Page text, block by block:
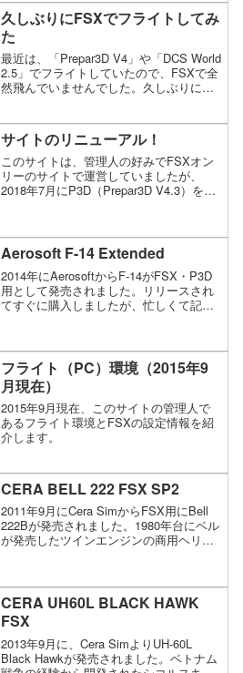
久しぶりにFSXでフライトしてみ
た
最近は、「Prepar3D V4」や「DCS World
2.5」でフライトしていたので、FSXで全
然飛んでいませんでした。久しぶりに、
久しぶりという事で、セスナ17...
サイトのリニューアル！
このサイトは、管理人の好みでFSXオン
リーのサイトで運営していましたが、
2018年7月にP3D（Prepar3D V4.3）を導
Aerosoft F-14 Extended
2014年にAerosoftからF-14がFSX・P3D
用として発売されました。リリースされ
てすぐに購入しましたが、忙しくて記事
フライト（PC）環境（2015年9
月現在）
2015年9月現在、このサイトの管理人で
あるフライト環境とFSXの設定情報を紹
介します。
CERA BELL 222 FSX SP2
2011年9月にCera SimからFSX用にBell
222Bが発売されました。1980年台にベル
が発売したツインエンジンの商用ヘリコ
可動部もワイパーや窓、扉など多岐に及
び、製品には9塗装が含まれます。
CERA UH60L BLACK HAWK
FSX
2013年9月に、Cera SimよりUH-60L
Black Hawkが発売されました。ベトナム